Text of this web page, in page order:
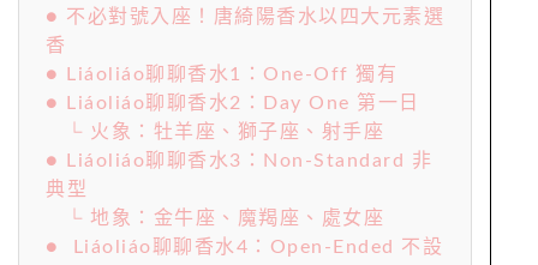
● 不必對號入座！唐綺陽香水以四大元素選
香
● Liáoliáo聊聊香水1：One-Off 獨有
● Liáoliáo聊聊香水2：Day One 第一日
└ 火象：牡羊座、獅子座、射手座
● Liáoliáo聊聊香水3：Non-Standard 非
典型
└ 地象：金牛座、魔羯座、處女座
● Liáoliáo聊聊香水4：Open-Ended 不設